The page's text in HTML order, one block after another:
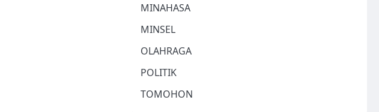
MINAHASA
MINSEL
OLAHRAGA
POLITIK
TOMOHON